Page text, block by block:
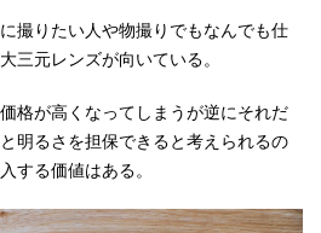
撮りたい人や物撮りでもなんでも仕
三元レンズが向いている。
格が高くなってしまうが逆にそれだ
明るさを担保できると考えられるの
する価値はある。